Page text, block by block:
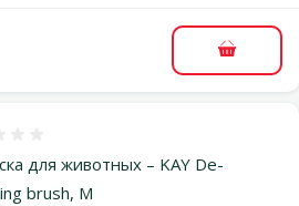
В
для животных – KAY De-
brush, M